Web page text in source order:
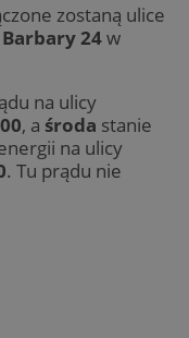
zostaną ulice
24w
na ulicy
, a środa stanie
na ulicy
. Tu prądu nie